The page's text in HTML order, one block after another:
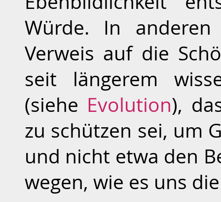
Würde. In
Verweis auf die
seit längerem
(siehe Evolution),
zu schützen sei, um
und nicht etwa den
wegen, wie es uns